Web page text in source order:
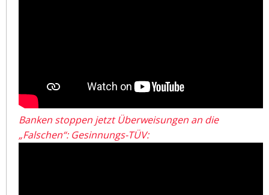
Banken stoppen jetzt Überweisungen an die
„Falschen“: Gesinnungs-TÜV: